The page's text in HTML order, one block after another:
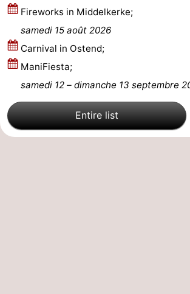
Fireworks in Middelkerke;
samedi 15 août 2026
Carnival in Ostend;
ManiFiesta;
samedi 12 – dimanche 13 septembre
Entire list